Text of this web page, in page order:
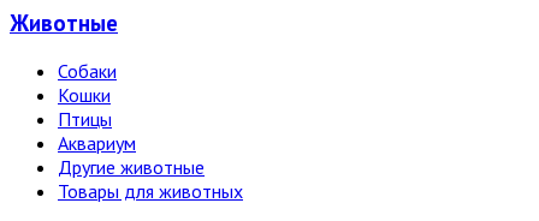
Животные
Собаки
Кошки
Птицы
Аквариум
Другие животные
Товары для животных